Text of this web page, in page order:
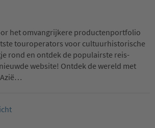
het omvangrijkere productenportfolio
touroperators voor cultuurhistorische
rond en ontdek de populairste reis-
website! Ontdek de wereld met
Azië…